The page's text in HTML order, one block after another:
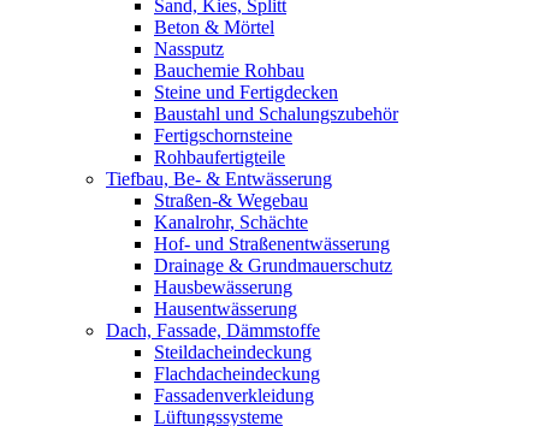
Sand, Kies, Splitt
Beton & Mörtel
Nassputz
Bauchemie Rohbau
Steine und Fertigdecken
Baustahl und Schalungszubehör
Fertigschornsteine
Rohbaufertigteile
Tiefbau, Be- & Entwässerung
Straßen-& Wegebau
Kanalrohr, Schächte
Hof- und Straßenentwässerung
Drainage & Grundmauerschutz
Hausbewässerung
Hausentwässerung
Dach, Fassade, Dämmstoffe
Steildacheindeckung
Flachdacheindeckung
Fassadenverkleidung
Lüftungssysteme